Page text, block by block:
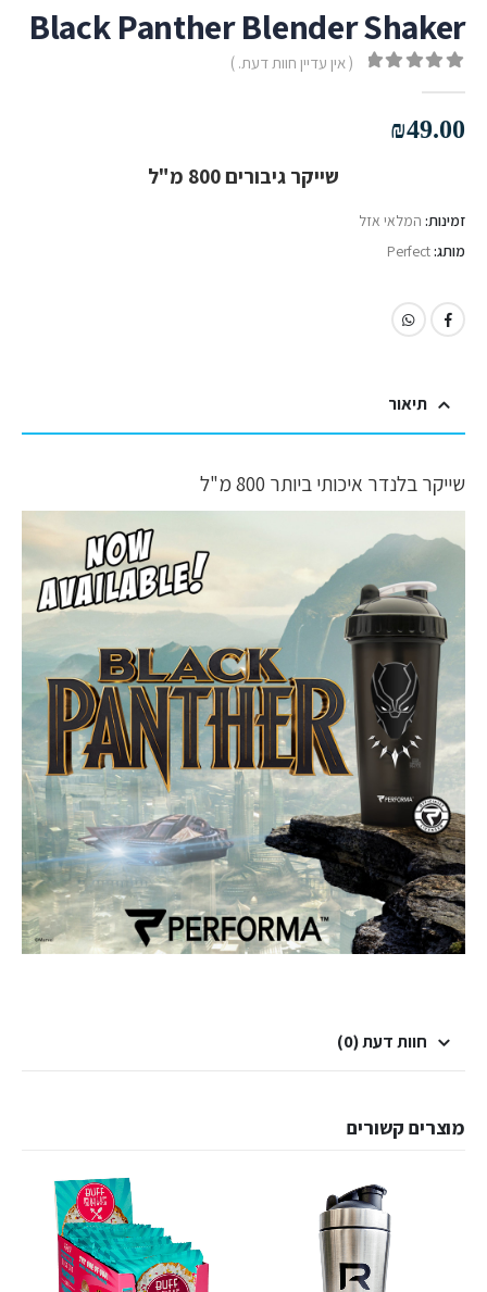
Black Panther Blender Shaker
( אין עדיין חוות דעת. )
₪49.00
שייקר גיבורים 800 מ"ל
זמינות: המלאי אזל
מותג:Perfect
תיאור
שייקר בלנדר איכותי ביותר 800 מ"ל
חוות דעת (0)
מוצרים קשורים